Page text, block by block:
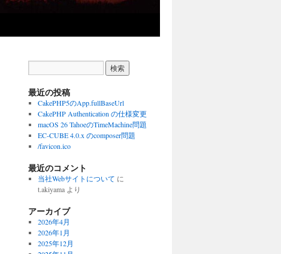
最近の投稿
CakePHP5のApp.fullBaseUrl
CakePHP Authentication の仕様変更
macOS 26 TahoeのTimeMachine問題
EC-CUBE 4.0.x のcomposer問題
/favicon.ico
最近のコメント
当社Webサイトについて に
t.akiyamaより
アーカイブ
2026年4月
2026年1月
2025年12月